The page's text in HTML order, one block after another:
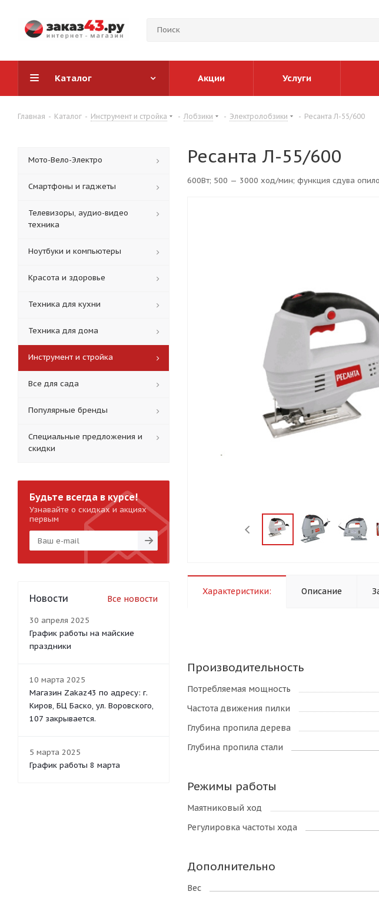
Каталог Акции Услуги
Главная - Каталог - Инструмент и стройка - Лобзики - Электролобзики - Ресанта Л-55/600
Ресанта Л-55/600
600Вт; 500 — 3000 ход/мин; функция сдува
Характеристики: Описание
Производительность
Потребляемая мощность
Частота движения пилки
Глубина пропила дерева
Глубина пропила стали
Режимы работы
Маятниковый ход
Регулировка частоты хода
Дополнительно
Вес
Мото-Вело-Электро
Смартфоны и гаджеты
Телевизоры, аудио-видео
техника
Ноутбуки и компьютеры
Красота и здоровье
Техника для кухни
Техника для дома
Инструмент и стройка
Все для сада
Популярные бренды
Специальные предложения и
скидки
Будьте всегда в курсе!
Узнавайте о скидках и акциях
первым
Новости Все новости
30 апреля 2025
График работы на майские
праздники
10 марта 2025
Магазин Zakaz43 по адресу: г.
Киров, БЦ Баско, ул. Воровского,
107 закрывается.
5 марта 2025
График работы 8 марта